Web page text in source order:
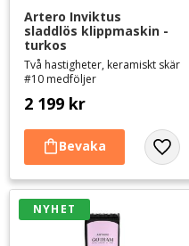
Artero Inviktus
sladdlös klippmaskin -
turkos
Två hastigheter, keramiskt skär
#10 medföljer
2 199 kr
NYHET